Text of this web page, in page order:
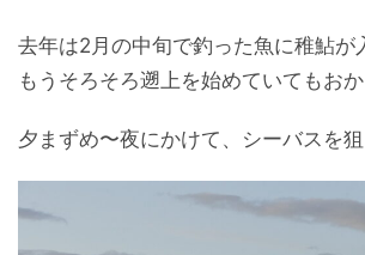
去年は2月の中旬で釣った魚に稚鮎が
もうそろそろ遡上を始めていてもおか
夕まずめ〜夜にかけて、シーバスを狙